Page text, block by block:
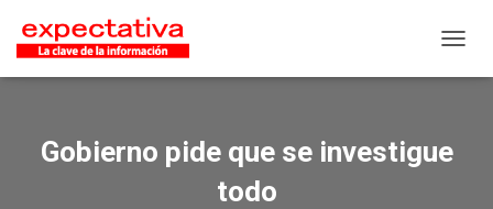
Gobierno pide que se investigue
todo